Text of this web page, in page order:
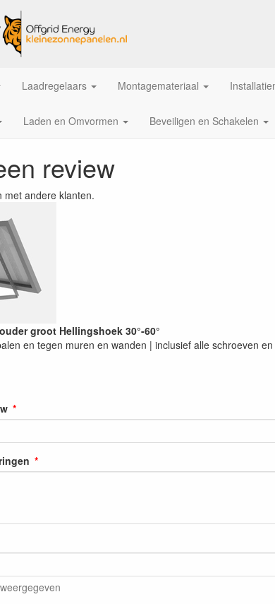
Laadregelaars Montagemateriaal
Laden en Omvormen Beveiligen en Schakelen
review
met andere klanten.
groot Hellingshoek 30°-60°
en tegen muren en wanden | inclusief alle schroeven